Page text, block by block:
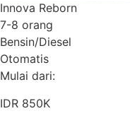
Innova Reborn
7-8 orang
Bensin/Diesel
Otomatis
Mulai dari:
IDR 850K